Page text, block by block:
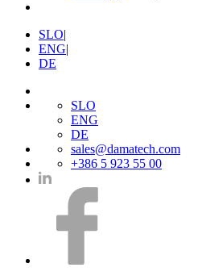
SLO|
ENG|
DE
SLO
ENG
DE
sales@damatech.com
+386 5 923 55 00